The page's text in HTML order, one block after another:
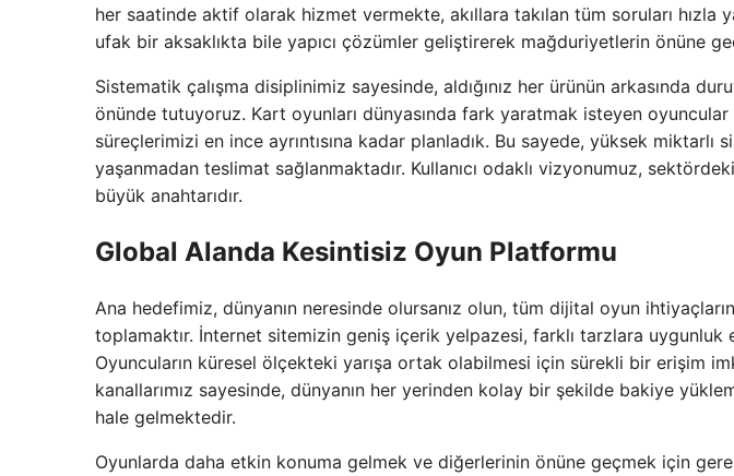
her saatinde aktif olarak hizmet vermekte, akıllara takılan tüm soruları hızla
ufak bir aksaklıkta bile yapıcı çözümler geliştirerek mağduriyetlerin önüne
Sistematik çalışma disiplinimiz sayesinde, aldığınız her ürünün arkasında
önünde tutuyoruz. Kart oyunları dünyasında fark yaratmak isteyen oyuncular
süreçlerimizi en ince ayrıntısına kadar planladık. Bu sayede, yüksek miktarlı
yaşanmadan teslimat sağlanmaktadır. Kullanıcı odaklı vizyonumuz, sektördeki
büyük anahtarıdır.
Global Alanda Kesintisiz Oyun Platformu
Ana hedefimiz, dünyanın neresinde olursanız olun, tüm dijital oyun
toplamaktır. İnternet sitemizin geniş içerik yelpazesi, farklı tarzlara
Oyuncuların küresel ölçekteki yarışa ortak olabilmesi için sürekli bir erişim
kanallarımız sayesinde, dünyanın her yerinden kolay bir şekilde bakiye
hale gelmektedir.
Oyunlarda daha etkin konuma gelmek ve diğerlerinin önüne geçmek için